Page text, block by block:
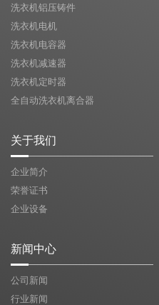
洗衣机铝压铸件
洗衣机电机
洗衣机电容器
洗衣机减速器
洗衣机定时器
全自动洗衣机离合器
关于我们
企业简介
荣誉证书
企业设备
新闻中心
公司新闻
行业新闻